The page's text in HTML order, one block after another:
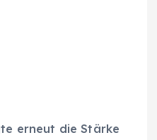
erneut die Stärke